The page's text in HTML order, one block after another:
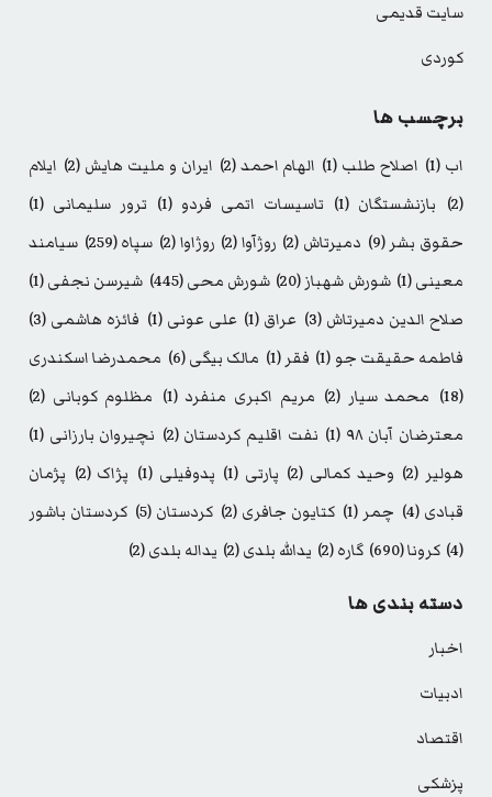
سایت قدیمی
کوردی
برچسب ها
اب (1) اصلاح طلب (1) الهام احمد(2) ایران و ملیت هایش (2)
ایلام
(2)
بازنشستگان (1) تاسیسات اتمی فردو (1) ترور سلیمانی (1)
حقوق بشر (9) دمیرتاش (2) روژآوا(2) روژاوا(2) سپاه(259)
سیامند
معینی(1) شورش شهباز(20) شورش محی(445) شیرسن نجفی(1)
صلاح الدین دمیرتاش (3) عراق (1) علی عونی (1) فائزه هاشمی (3)
فاطمه حقیقت جو (1) فقر (1) مالک بیگی(6)
محمدرضا اسکندری
(18)
محمد سیار (2) مریم اکبری منفرد (1) مظلوم کوبانی (2)
معترضان آبان ۹۸
(1) نفت اقلیم کردستان (2) نچیروان بارزانی (1)
هولیر (2) وحید کمالی (2) پارتی (1) پدوفیلی (1) پژاک (2)
پژمان
قبادی (4) چمر (1) کتایون جافری (2) کردستان (5)
کردستان باشور
(4)
کرونا(690) گاره(2) یدالله بلدی(2) یداله بلدی(2)
دسته بندی ها
اخبار
ادبیات
اقتصاد
پزشکی